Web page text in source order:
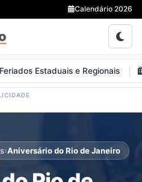
Calendário 2026
Feriados Estaduais e Regionais
›Aniversário do Rio de Janeiro